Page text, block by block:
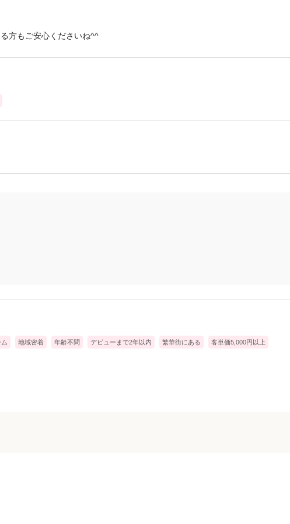
方もご安心くださいね^^
地域密着 年齢不問 デビューまで2年以内 繁華街にある 客単価5,000円以上